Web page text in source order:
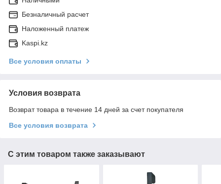
Безналичный расчет
Наложенный платеж
Kaspi.kz
Все условия оплаты
Условия возврата
Возврат товара в течение 14 дней за счет покупателя
Все условия возврата
С этим товаром также заказывают